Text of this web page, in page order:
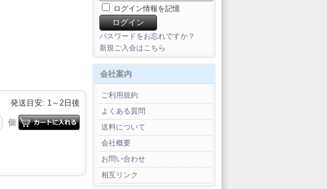
発送目安: 1～2日後
個
ログイン情報を記憶
パスワードをお忘れですか？
新規ご入会はこちら
会社案内
ご利用規約
よくある質問
送料について
会社概要
お問い合わせ
相互リンク